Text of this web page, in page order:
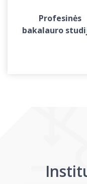
Profesinės
bakalauro